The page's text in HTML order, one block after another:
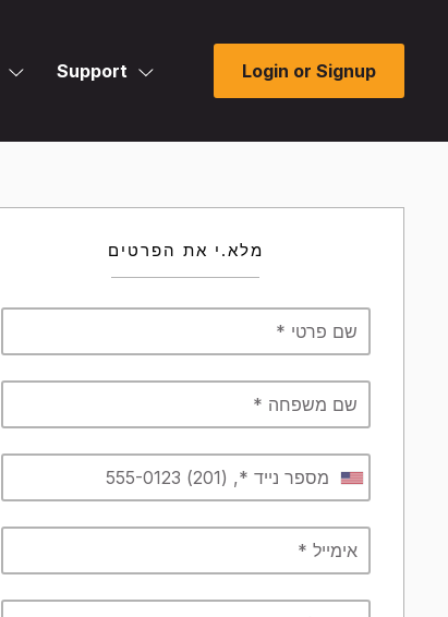
Support Login or Signup
מלא.י את הפרטים